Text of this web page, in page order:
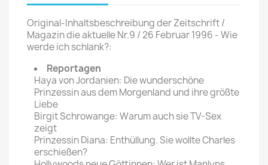
Original-Inhaltsbeschreibung der Zeitschrift /
Magazin die aktuelle Nr.9 / 26 Februar 1996 - Wie
werde ich schlank?:
Reportagen
Haya von Jordanien: Die wunderschöne
Prinzessin aus dem Morgenland und ihre größte
Liebe
Birgit Schrowange: Warum auch sie TV-Sex
zeigt
Prinzessin Diana: Enthüllung. Sie wollte Charles
erschießen?